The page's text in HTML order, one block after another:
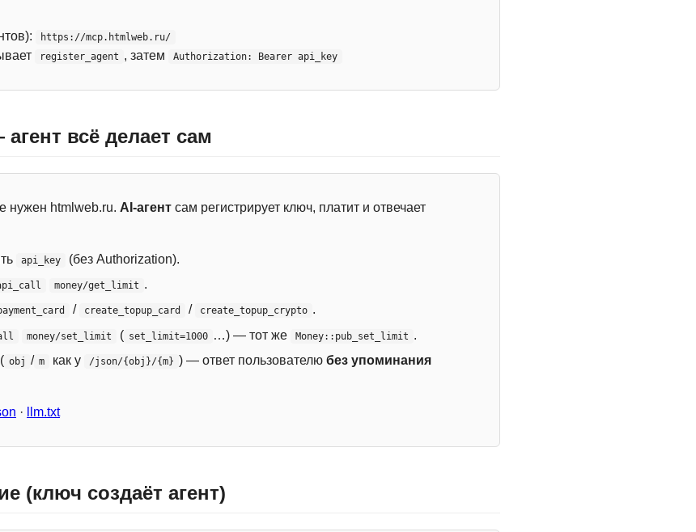
https://mcp.htmlweb.ru/
register_agent , затем Authorization: Bearer api_key
всё делает сам
нужен htmlweb.ru. AI-агент сам регистрирует ключ, платит и отвечает
api_key (без Authorization).
money/get_limit .
/ create_topup_card / create_topup_crypto .
money/set_limit ( set_limit=1000 …) — тот же Money::pub_set_limit .
( obj / m как у /json/{obj}/{m} ) — ответ пользователю без упоминания
· llm.txt
(ключ создаёт агент)